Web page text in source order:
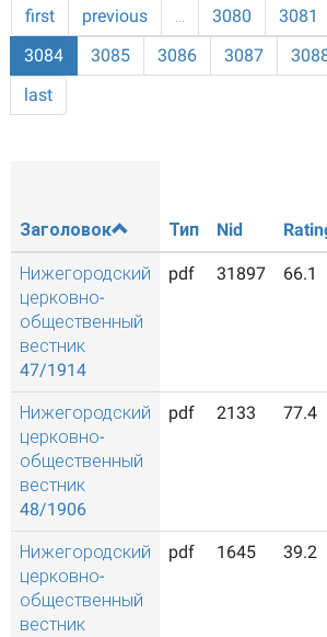
first previous … 3080 3081
3084
3085 3086 3087
last
Заголовок Тип Nid
Нижегородский
церковно-
общественный
вестник
47/1914
pdf 31897 66.1
Нижегородский
церковно-
общественный
вестник
48/1906
pdf 2133 77.4
Нижегородский
церковно-
общественный
вестник
pdf 1645 39.2